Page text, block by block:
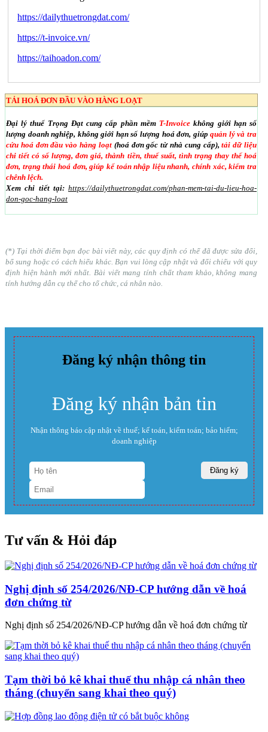
https://dailythuetrongdat.com/
https://t-invoice.vn/
https://taihoadon.com/
TẢI HOÁ ĐƠN ĐẦU VÀO HÀNG LOẠT
Đại lý thuế Trọng Đạt cung cấp phần mềm T-Invoice không giới hạn số
lượng doanh nghiệp, không giới hạn số lượng hoá đơn, giúpquản lý và tra
cứu hoá đơn đầu vào hàng loạt(hoá đơn gốc từ nhà cung cấp),tải dữ liệu
chi tiết có số lượng, đơn giá, thành tiền, thuế suất, tình trạng thay thế hoá
đơn, trạng thái hoá đơn, giúp kế toán nhập liệu nhanh, chính xác, kiểm tra
chênh lệch.
Xem chi tiết tại: https://dailythuetrongdat.com/phan-mem-tai-du-lieu-hoa-
don-goc-hang-loat
(*) Tại thời điểm bạn đọc bài viết này, các quy định có thể đã được sửa đổi,
bổ sung hoặc có cách hiểu khác. Bạn vui lòng cập nhật và đối chiếu với quy
định hiện hành mới nhất. Bài viết mang tính chất tham khảo, không mang
tính hướng dẫn cụ thể cho tổ chức, cá nhân nào.
Đăng ký nhận thông tin
Đăng ký nhận bản tin
Nhận thông báo cập nhật về thuế; kế toán, kiểm toán; bảo hiểm;
doanh nghiệp
Tư vấn & Hỏi đáp
Nghị định số 254/2026/NĐ-CP hướng dẫn về hoá
đơn chứng từ
Nghị định số 254/2026/NĐ-CP hướng dẫn về hoá đơn chứng từ
Tạm thời bỏ kê khai thuế thu nhập cá nhân theo
tháng (chuyển sang khai theo quý)